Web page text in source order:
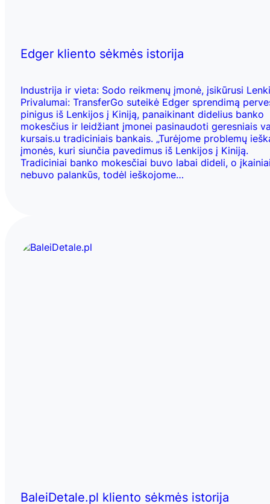
Edger kliento sėkmės istorija
Industrija ir vieta: Sodo reikmenų įmonė, įsikūrusi
Privalumai: TransferGo suteikė Edger sprendimą
pinigus iš Lenkijos į Kiniją, panaikinant didelius banko
mokesčius ir leidžiant įmonei pasinaudoti geresniais
kursais.u tradiciniais bankais. „Turėjome problemų
įmonės, kuri siunčia pavedimus iš Lenkijos į Kiniją.
Tradiciniai banko mokesčiai buvo labai dideli, o
nebuvo palankūs, todėl ieškojome…
BaleiDetale.pl kliento sėkmės istorija